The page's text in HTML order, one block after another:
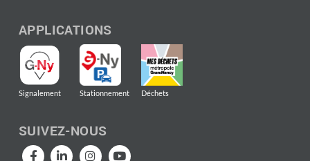
APPLICATIONS
Signalement Stationnement Déchets
SUIVEZ-NOUS